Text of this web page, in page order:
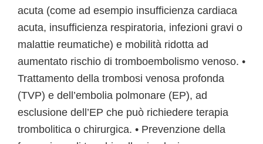
acuta (come ad esempio insufficienza cardiaca
acuta, insufficienza respiratoria, infezioni gravi o
malattie reumatiche) e mobilità ridotta ad
aumentato rischio di tromboembolismo venoso. •
Trattamento della trombosi venosa profonda
(TVP) e dell’embolia polmonare (EP), ad
esclusione dell’EP che può richiedere terapia
trombolitica o chirurgica. • Prevenzione della